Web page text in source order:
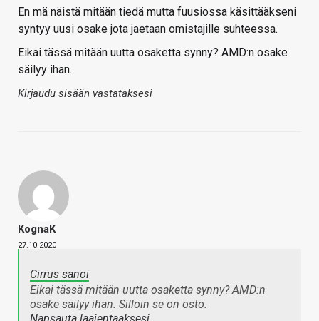
En mä näistä mitään tiedä mutta fuusiossa käsittääkseni
syntyy uusi osake jota jaetaan omistajille suhteessa.
Eikai tässä mitään uutta osaketta synny? AMD:n osake
säilyy ihan.
Kirjaudu sisään vastataksesi
KognaK
27.10.2020
Cirrus sanoi
Eikai tässä mitään uutta osaketta synny? AMD:n
osake säilyy ihan. Silloin se on osto.